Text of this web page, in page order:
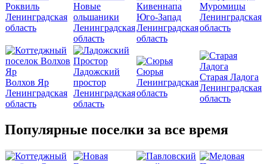
Роквиль
Ленинградская
область
Новые
ольшаники
Ленинградская
область
Кивеннапа
Юго-Запад
Ленинградская
область
Муромицы
Ленинградская
область
Волхов Яр
Ленинградская
область
Ладожский
простор
Ленинградская
область
Сюрья
Ленинградская
область
Старая Ладога
Ленинградская
область
Популярные поселки за все время